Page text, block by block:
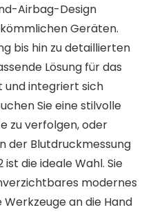
Airbag-Design
Geräten.
bis hin zu detaillierten
Lösung für das
und integriert sich
Sie eine stilvolle
zu verfolgen, oder
der Blutdruckmessung
die ideale Wahl. Sie
modernes
an die Hand